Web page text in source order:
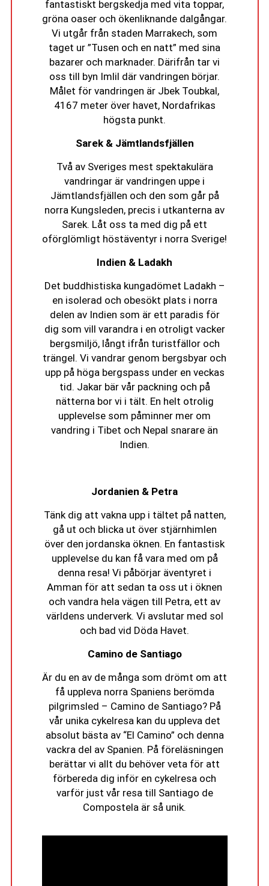
fantastiskt bergskedja med vita toppar,
gröna oaser och ökenliknande dalgångar.
Vi utgår från staden Marrakech, som
taget ur ”Tusen och en natt” med sina
bazarer och marknader. Därifrån tar vi
oss till byn Imlil där vandringen börjar.
Målet för vandringen är Jbek Toubkal,
4167 meter över havet, Nordafrikas
högsta punkt.
Sarek & Jämtlandsfjällen
Två av Sveriges mest spektakulära
vandringar är vandringen uppe i
Jämtlandsfjällen och den som går på
norra Kungsleden, precis i utkanterna av
Sarek. Låt oss ta med dig på ett
oförglömligt höstäventyr i norra Sverige!
Indien & Ladakh
Det buddhistiska kungadömet Ladakh –
en isolerad och obesökt plats i norra
delen av Indien som är ett paradis för
dig som vill varandra i en otroligt vacker
bergsmiljö, långt ifrån turistfällor och
trängel. Vi vandrar genom bergsbyar och
upp på höga bergspass under en veckas
tid. Jakar bär vår packning och på
nätterna bor vi i tält. En helt otrolig
upplevelse som påminner mer om
vandring i Tibet och Nepal snarare än
Indien.
Jordanien & Petra
Tänk dig att vakna upp i tältet på natten,
gå ut och blicka ut över stjärnhimlen
över den jordanska öknen. En fantastisk
upplevelse du kan få vara med om på
denna resa! Vi påbörjar äventyret i
Amman för att sedan ta oss ut i öknen
och vandra hela vägen till Petra, ett av
världens underverk. Vi avslutar med sol
och bad vid Döda Havet.
Camino de Santiago
Är du en av de många som drömt om att
få uppleva norra Spaniens berömda
pilgrimsled – Camino de Santiago? På
vår unika cykelresa kan du uppleva det
absolut bästa av “El Camino” och denna
vackra del av Spanien. På föreläsningen
berättar vi allt du behöver veta för att
förbereda dig inför en cykelresa och
varför just vår resa till Santiago de
Compostela är så unik.